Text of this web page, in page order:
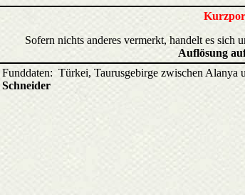
Sofern nichts anderes vermerkt, handelt es sich
Auflösung
Funddaten: Türkei, Taurusgebirge zwischen Alanya
Schneider